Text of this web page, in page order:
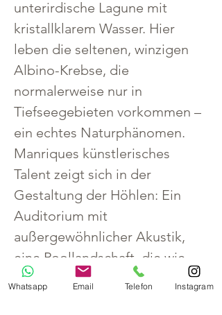
unterirdische Lagune mit
kristallklarem Wasser. Hier
leben die seltenen, winzigen
Albino-Krebse, die
normalerweise nur in
Tiefseegebieten vorkommen –
ein echtes Naturphänomen.
Manriques künstlerisches
Talent zeigt sich in der
Gestaltung der Höhlen: Ein
Auditorium mit
außergewöhnlicher Akustik,
eine Poollandschaft, die wie
ein surrealer Traum wirkt, und
Whatsapp Email Telefon Instagram